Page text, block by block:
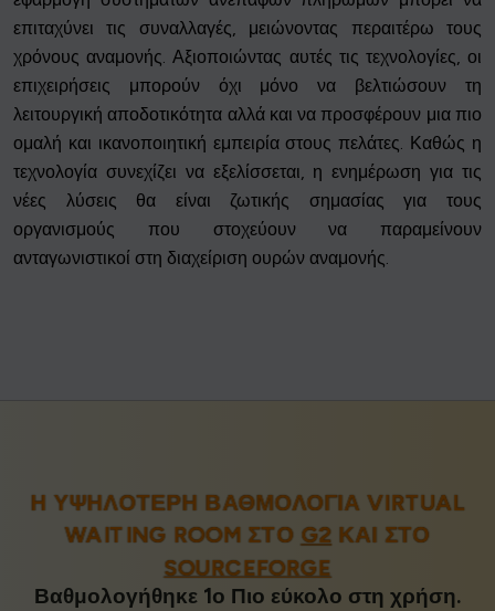
επιταχύνει τις συναλλαγές, μειώνοντας περαιτέρω τους
χρόνους αναμονής. Αξιοποιώντας αυτές τις τεχνολογίες, οι
επιχειρήσεις μπορούν όχι μόνο να βελτιώσουν τη
λειτουργική αποδοτικότητα αλλά και να προσφέρουν μια πιο
ομαλή και ικανοποιητική εμπειρία στους πελάτες. Καθώς η
τεχνολογία συνεχίζει να εξελίσσεται, η ενημέρωση για τις
νέες λύσεις θα είναι ζωτικής σημασίας για τους
οργανισμούς που στοχεύουν να παραμείνουν
ανταγωνιστικοί στη διαχείριση ουρών αναμονής.
Η ΥΨΗΛΌΤΕΡΗ ΒΑΘΜΟΛΟΓΊΑ VIRTUAL
WAITING ROOM ΣΤΟ G2ΚΑΙ ΣΤΟ
SOURCEFORGE
Βαθμολογήθηκε 1ο Πιο εύκολο στη χρήση.